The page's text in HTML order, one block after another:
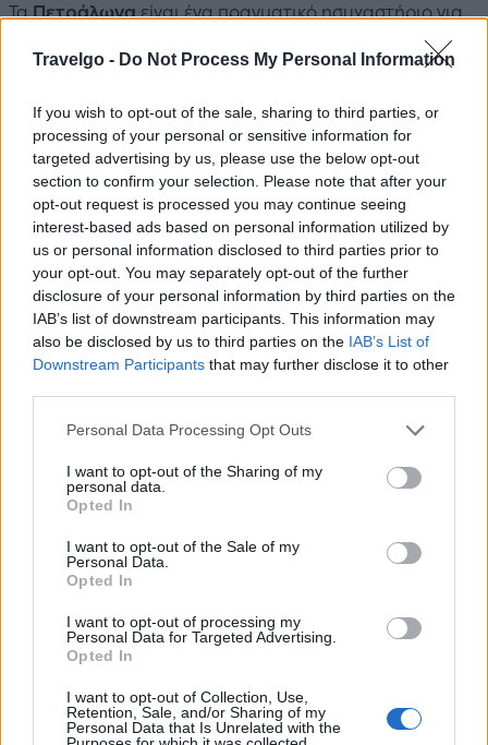
Travelgo - Do Not Process My Personal Information
If you wish to opt-out of the sale, sharing to third parties, or
processing of your personal or sensitive information for
targeted advertising by us, please use the below opt-out
section to confirm your selection. Please note that after your
opt-out request is processed you may continue seeing
interest-based ads based on personal information utilized by
us or personal information disclosed to third parties prior to
your opt-out. You may separately opt-out of the further
disclosure of your personal information by third parties on the
IAB’s list of downstream participants. This information may
also be disclosed by us to third parties on the IAB’s List of
Downstream Participants that may further disclose it to other
Please note that this website/app uses one or more Google
not limited to your visit or usage behaviour. You may click to
grant or deny consent to Google and its third-party tags to
use your data for below specified purposes in below Google
consent section.
Personal Data Processing Opt Outs
I want to opt-out of the Sharing of my
personal data.
Opted In
I want to opt-out of the Sale of my
Personal Data.
Opted In
I want to opt-out of processing my
Personal Data for Targeted Advertising.
Opted In
I want to opt-out of Collection, Use,
Retention, Sale, and/or Sharing of my
Personal Data that Is Unrelated with the
ΤαΠετράλωναείναι ένα πραγματικό ησυχαστήριο για
τους λάτρεις της παρθένας φύσης. Είναι μάλιστα τόσο
καλά κρυμμένα που δεν φαντάζεσαι ότι μέσα στα
απόκρημνα αυτά βουνά υπάρχει χωριό και αν δεν
φτάσεις στα πόδια του δεν το αντικρίζεις.
Στη βόρεια πλευρά του οικισμού, κρυμμένο πίσω από
μια πλαγιά, είναι χτισμένο το Μοναστήρι της Αγίας
Τριάδας. Η εκκλησία βρίσκεται σε ένα ευρύχωρο
πλαγιαστό τόπο με δικά του γύρω χωράφια και κελιά,
που σήμερα διατηρούνται μόνο αυτά της δυτικής
πλευράς. Η μονή στα χρόνια της Τουρκοκρατίας
αποτέλεσε καταφύγιο των κυνηγημένων Ελλήνων και
των επαναστατών, ενώ κατά τη διάρκεια της γερμανικής
κατοχής λειτουργούσε στο χώρο της και νοσοκομείο για